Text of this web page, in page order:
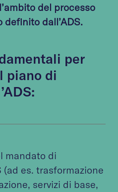
del processo
dall’ADS.
per
piano di
mandato di
(ad es. trasformazione
servizi di base,